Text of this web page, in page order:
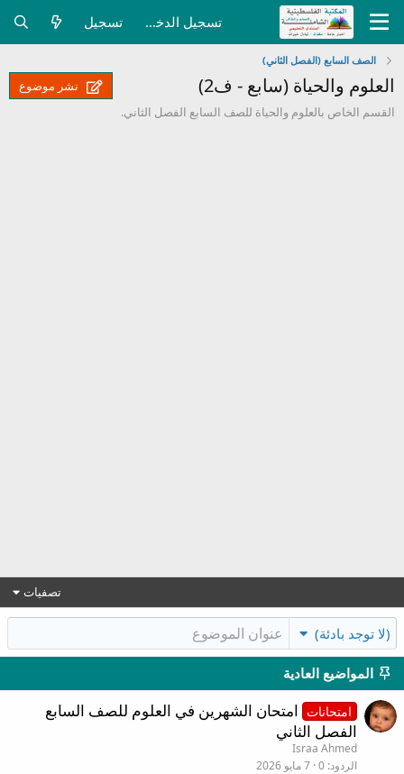
تسجيل الدخول تسجيل
الصف السابع (الفصل الثاني)
العلوم والحياة (سابع - ف2)
نشر موضوع
القسم الخاص بالعلوم والحياة للصف السابع الفصل الثاني.
تصفيات
(لا توجد بادئة)
المواضيع العادية
امتحانات امتحان الشهرين في العلوم للصف السابع
الفصل الثاني
Israa Ahmed
الردود 0 7 مايو 2026